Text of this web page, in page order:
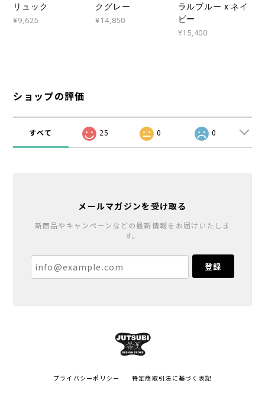
リュック
¥9,625
クグレー
¥14,850
ラルブルー x ネイ
ビー
¥15,400
ショップの評価
すべて 25 0 0
メールマガジンを受け取る
新商品やキャンペーンなどの最新情報をお届けいたしま
す。
登録
プライバシーポリシー 特定商取引法に基づく表記